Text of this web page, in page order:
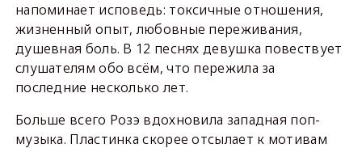
напоминает исповедь: токсичные отношения,
жизненный опыт, любовные переживания,
душевная боль. В 12 песнях девушка повествует
слушателям обо всём, что пережила за
последние несколько лет.
Больше всего Розэ вдохновила западная поп-
музыка. Пластинка скорее отсылает к мотивам